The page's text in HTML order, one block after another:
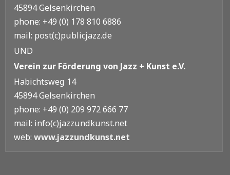
45894 Gelsenkirchen
phone: +49 (0) 178 810 6886
mail: post(c)publicjazz.de
UND
Verein zur Förderung von Jazz + Kunst e.V.
Habichtsweg 14
45894 Gelsenkirchen
phone: +49 (0) 209 972 666 77
mail: info(c)jazzundkunst.net
web: www.jazzundkunst.net